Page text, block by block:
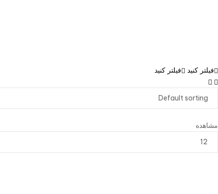
فیلتر کنید فیلتر کنید
مشاهده